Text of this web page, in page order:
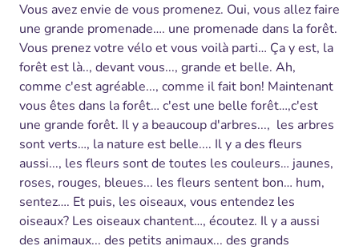
Vous avez envie de vous promenez. Oui, vous allez faire
une grande promenade…. une promenade dans la forêt.
Vous prenez votre vélo et vous voilà parti… Ça y est, la
forêt est là.., devant vous..., grande et belle. Ah,
comme c'est agréable..., comme il fait bon! Maintenant
vous êtes dans la forêt… c'est une belle forêt…,c'est
une grande forêt. Il y a beaucoup d'arbres..., les arbres
sont verts…, la nature est belle.... Il y a des fleurs
aussi..., les fleurs sont de toutes les couleurs… jaunes,
roses, rouges, bleues... les fleurs sentent bon… hum,
sentez…. Et puis, les oiseaux, vous entendez les
oiseaux? Les oiseaux chantent…, écoutez. Il y a aussi
des animaux... des petits animaux... des grands